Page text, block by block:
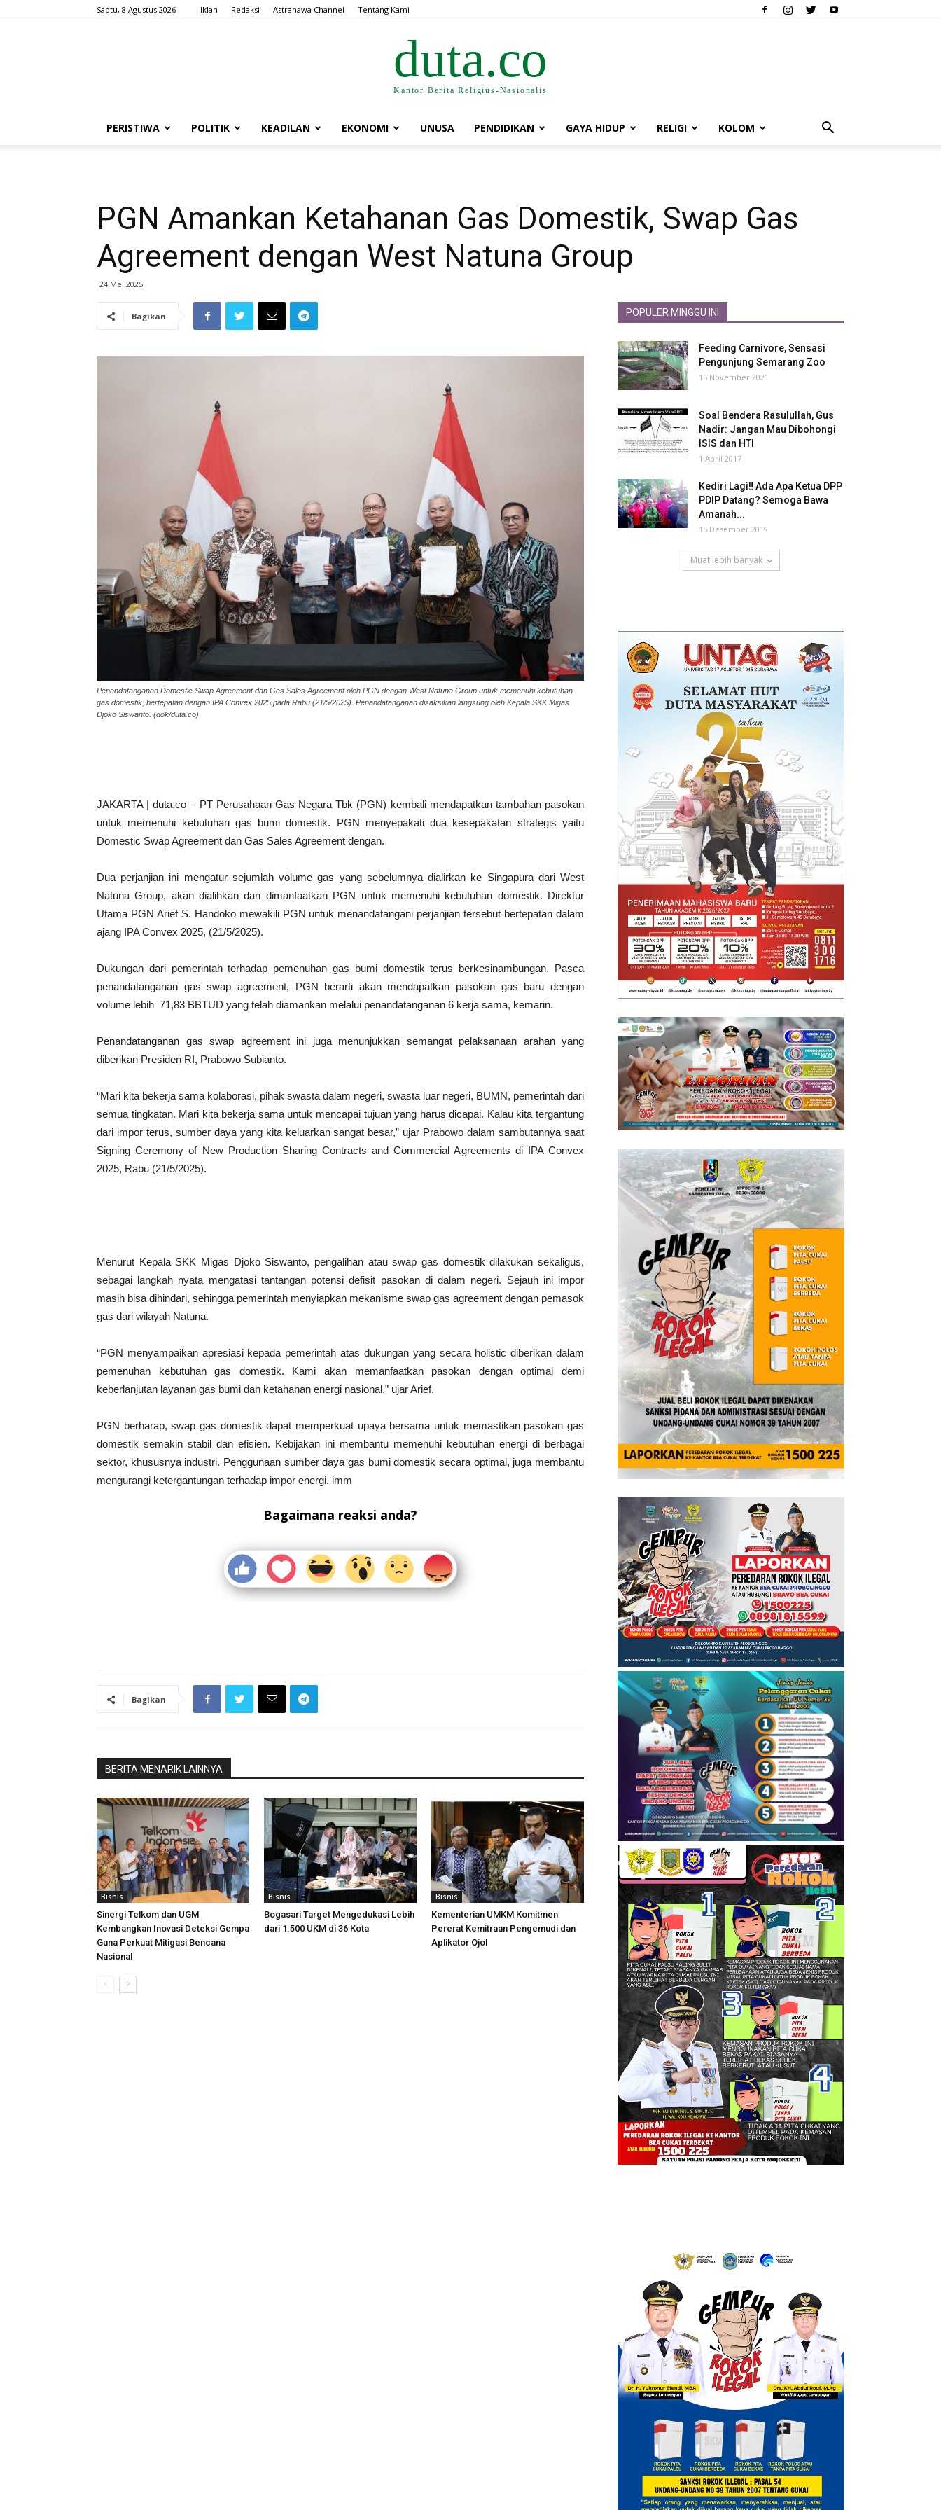
Sabtu, 8 Agustus 2026 Iklan Redaksi Astranawa Channel Tentang Kami
duta.co
Kantor Berita Religius-Nasionalis
PERISTIWA POLITIK KEADILAN EKONOMI UNUSA PENDIDIKAN GAYA HIDUP RELIGI KOLOM
PGN Amankan Ketahanan Gas Domestik, Swap Gas
Agreement dengan West Natuna Group
24 Mei 2025
Bagikan
Penandatanganan Domestic Swap Agreement dan Gas Sales Agreement oleh PGN dengan West Natuna Group untuk memenuhi kebutuhan
gas domestik, bertepatan dengan IPA Convex 2025 pada Rabu (21/5/2025). Penandatanganan disaksikan langsung oleh Kepala SKK Migas
Djoko Siswanto. (dok/duta.co)
JAKARTA | duta.co – PT Perusahaan Gas Negara Tbk (PGN) kembali mendapatkan tambahan pasokan
untuk memenuhi kebutuhan gas bumi domestik. PGN menyepakati dua kesepakatan strategis yaitu
Domestic Swap Agreement dan Gas Sales Agreement dengan.
Dua perjanjian ini mengatur sejumlah volume gas yang sebelumnya dialirkan ke Singapura dari West
Natuna Group, akan dialihkan dan dimanfaatkan PGN untuk memenuhi kebutuhan domestik. Direktur
Utama PGN Arief S. Handoko mewakili PGN untuk menandatangani perjanjian tersebut bertepatan dalam
ajang IPA Convex 2025, (21/5/2025).
Dukungan dari pemerintah terhadap pemenuhan gas bumi domestik terus berkesinambungan. Pasca
penandatanganan gas swap agreement, PGN berarti akan mendapatkan pasokan gas baru dengan
volume lebih 71,83 BBTUD yang telah diamankan melalui penandatanganan 6 kerja sama, kemarin.
Penandatanganan gas swap agreement ini juga menunjukkan semangat pelaksanaan arahan yang
diberikan Presiden RI, Prabowo Subianto.
“Mari kita bekerja sama kolaborasi, pihak swasta dalam negeri, swasta luar negeri, BUMN, pemerintah dari
semua tingkatan. Mari kita bekerja sama untuk mencapai tujuan yang harus dicapai. Kalau kita tergantung
dari impor terus, sumber daya yang kita keluarkan sangat besar,” ujar Prabowo dalam sambutannya saat
Signing Ceremony of New Production Sharing Contracts and Commercial Agreements di IPA Convex
2025, Rabu (21/5/2025).
Menurut Kepala SKK Migas Djoko Siswanto, pengalihan atau swap gas domestik dilakukan sekaligus,
sebagai langkah nyata mengatasi tantangan potensi defisit pasokan di dalam negeri. Sejauh ini impor
masih bisa dihindari, sehingga pemerintah menyiapkan mekanisme swap gas agreement dengan pemasok
gas dari wilayah Natuna.
“PGN menyampaikan apresiasi kepada pemerintah atas dukungan yang secara holistic diberikan dalam
pemenuhan kebutuhan gas domestik. Kami akan memanfaatkan pasokan dengan optimal demi
keberlanjutan layanan gas bumi dan ketahanan energi nasional,” ujar Arief.
PGN berharap, swap gas domestik dapat memperkuat upaya bersama untuk memastikan pasokan gas
domestik semakin stabil dan efisien. Kebijakan ini membantu memenuhi kebutuhan energi di berbagai
sektor, khususnya industri. Penggunaan sumber daya gas bumi domestik secara optimal, juga membantu
mengurangi ketergantungan terhadap impor energi. imm
Bagaimana reaksi anda?
Bagikan
BERITA MENARIK LAINNYA
Bisnis
Sinergi Telkom dan UGM
Kembangkan Inovasi Deteksi Gempa
Guna Perkuat Mitigasi Bencana
Nasional
Bisnis
Bogasari Target Mengedukasi Lebih
dari 1.500 UKM di 36 Kota
Bisnis
Kementerian UMKM Komitmen
Pererat Kemitraan Pengemudi dan
Aplikator Ojol
POPULER MINGGU INI
Feeding Carnivore, Sensasi
Pengunjung Semarang Zoo
15 November 2021
Soal Bendera Rasulullah, Gus
Nadir: Jangan Mau Dibohongi
ISIS dan HTI
1 April 2017
Kediri Lagi‼ Ada Apa Ketua DPP
PDIP Datang? Semoga Bawa
Amanah...
15 Desember 2019
Muat lebih banyak